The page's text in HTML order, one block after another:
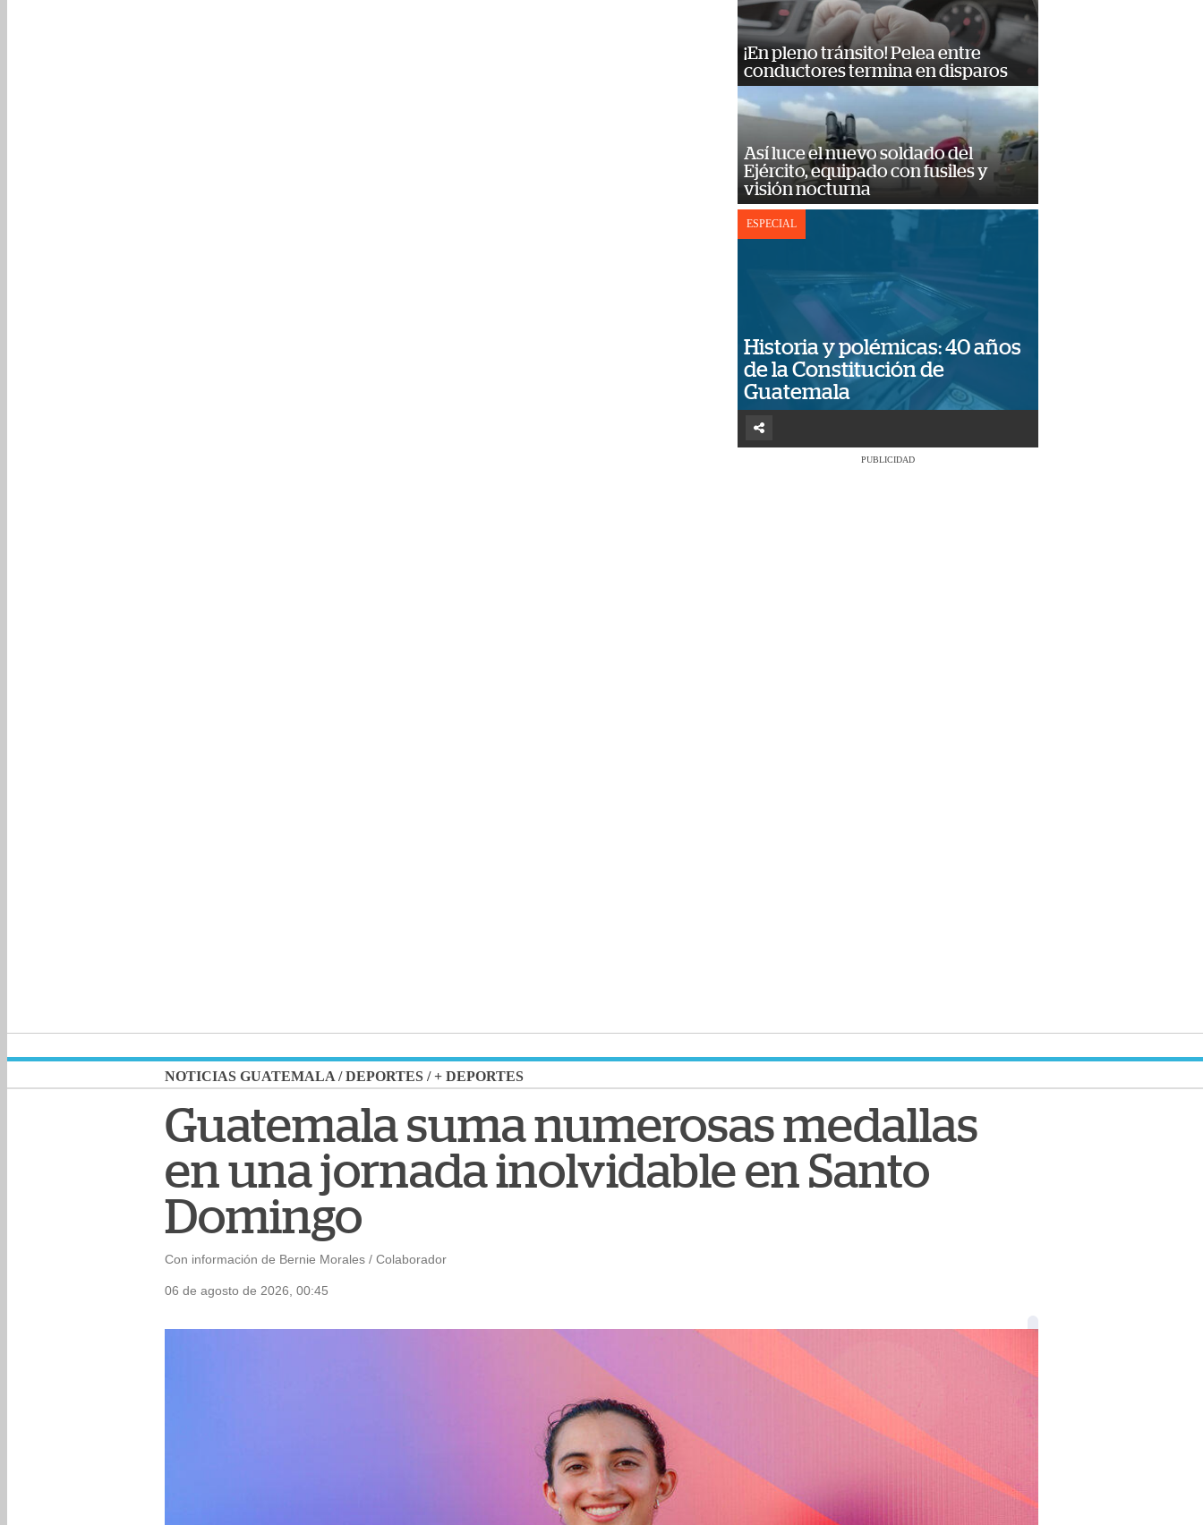
¡En pleno tránsito! Pelea entre
conductores termina en disparos
Así luce el nuevo soldado del
Ejército, equipado con fusiles y
visión nocturna
ESPECIAL
Historia y polémicas: 40 años
de la Constitución de
Guatemala
PUBLICIDAD
NOTICIAS GUATEMALA /DEPORTES /+ DEPORTES
Guatemala suma numerosas medallas
en una jornada inolvidable en Santo
Domingo
Con información de Bernie Morales / Colaborador
06 de agosto de 2026, 00:45